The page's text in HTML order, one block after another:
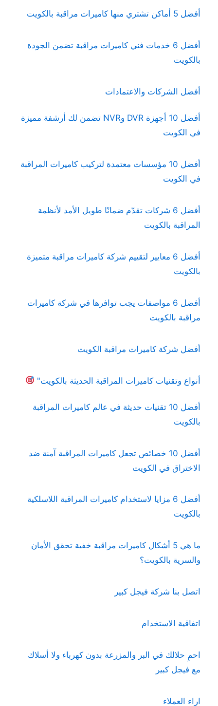
أفضل 5 أماكن تشتري منها كاميرات مراقبة بالكويت
أفضل 6 خدمات فني كاميرات مراقبة تضمن الجودة
بالكويت
أفضل الشركات والاعتمادات
أفضل 10 أجهزة DVR وNVR تضمن لك أرشفة مميزة
في الكويت
أفضل 10 مؤسسات معتمدة لتركيب كاميرات المراقبة
في الكويت
أفضل 6 شركات تقدّم ضمانًا طويل الأمد لأنظمة
المراقبة بالكويت
أفضل 6 معايير لتقييم شركة كاميرات مراقبة متميزة
بالكويت
أفضل 6 مواصفات يجب توافرها في شركة كاميرات
مراقبة بالكويت
أفضل شركة كاميرات مراقبة الكويت
أنواع وتقنيات كاميرات المراقبة الحديثة بالكويت"
أفضل 10 تقنيات حديثة في عالم كاميرات المراقبة
بالكويت
أفضل 10 خصائص تجعل كاميرات المراقبة آمنة ضد
الاختراق في الكويت
أفضل 6 مزايا لاستخدام كاميرات المراقبة اللاسلكية
بالكويت
ما هي 5 أشكال كاميرات مراقبة خفية تحقق الأمان
والسرية بالكويت؟
اتصل بنا شركة فيجل كبير
اتفاقية الاستخدام
احمِ حلالك في البر والمزرعة بدون كهرباء ولا أسلاك
مع فيجل كبير
اراء العملاء